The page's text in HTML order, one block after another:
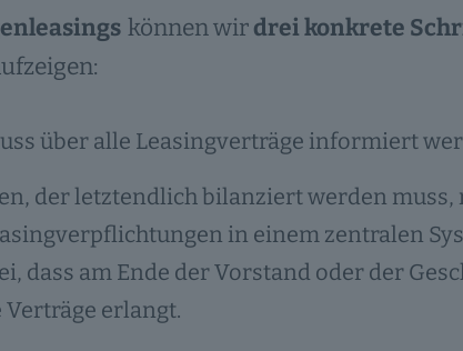
können wirdrei konkrete
über alle Leasingverträge informiert
der letztendlich bilanziert werden muss,
in einem zentralen
dass am Ende der Vorstand oder der
erlangt.